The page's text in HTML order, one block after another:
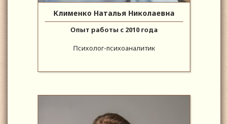
Клименко Наталья Николаевна
Опыт работы с 2010 года
Психолог-психоаналитик